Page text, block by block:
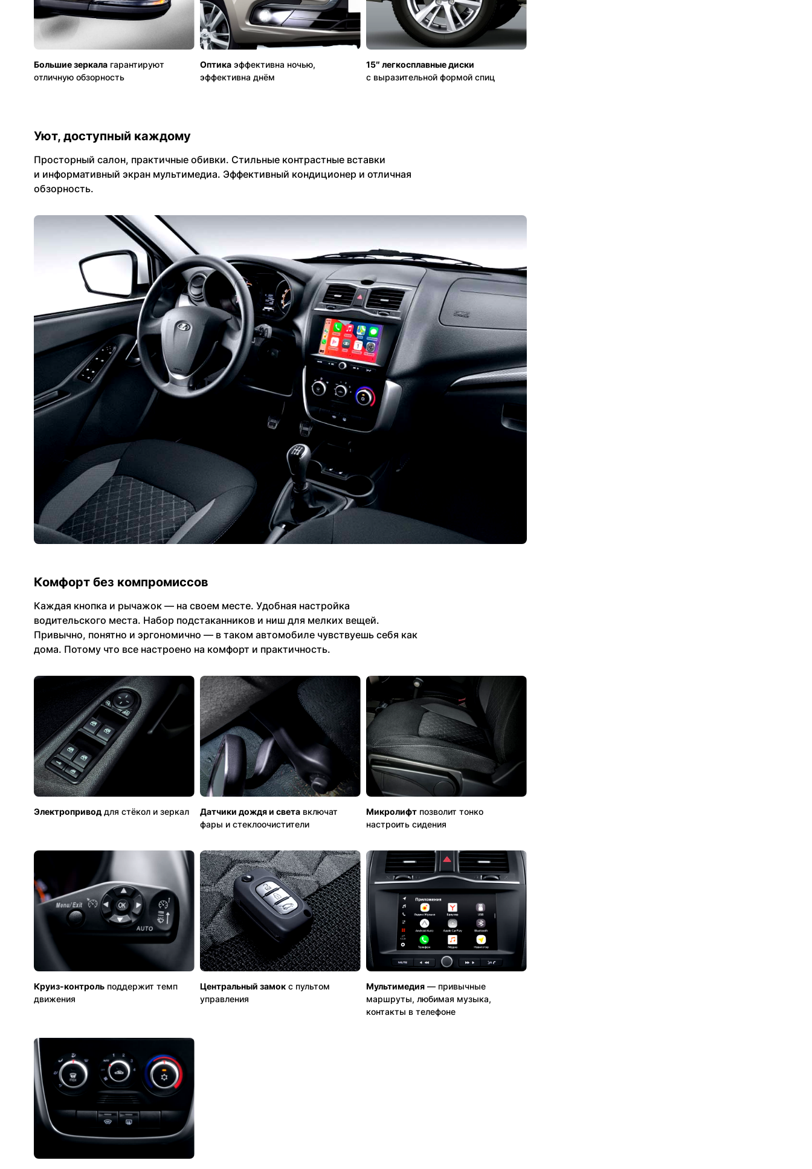
Большие зеркала гарантируют
отличную обзорность
Оптика эффективна ночью,
эффективна днём
15″ легкосплавные диски
с выразительной формой спиц
Уют, доступный каждому
Просторный салон, практичные обивки. Стильные контрастные вставки
и информативный экран мультимедиа. Эффективный кондиционер и отличная
обзорность.
Комфорт без компромиссов
Каждая кнопка и рычажок — на своем месте. Удобная настройка
водительского места. Набор подстаканников и ниш для мелких вещей.
Привычно, понятно и эргономично — в таком автомобиле чувствуешь себя как
дома. Потому что все настроено на комфорт и практичность.
Электропривод для стёкол и зеркал Датчики дождя и света включат
фары и стеклоочистители
Микролифт позволит тонко
настроить сидения
Круиз-контроль поддержит темп
движения
Центральный замок с пультом
управления
Мультимедия — привычные
маршруты, любимая музыка,
контакты в телефоне